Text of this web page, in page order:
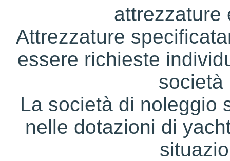
attrezzature
Attrezzature
essere richieste
società
La società di noleggio
nelle dotazioni di